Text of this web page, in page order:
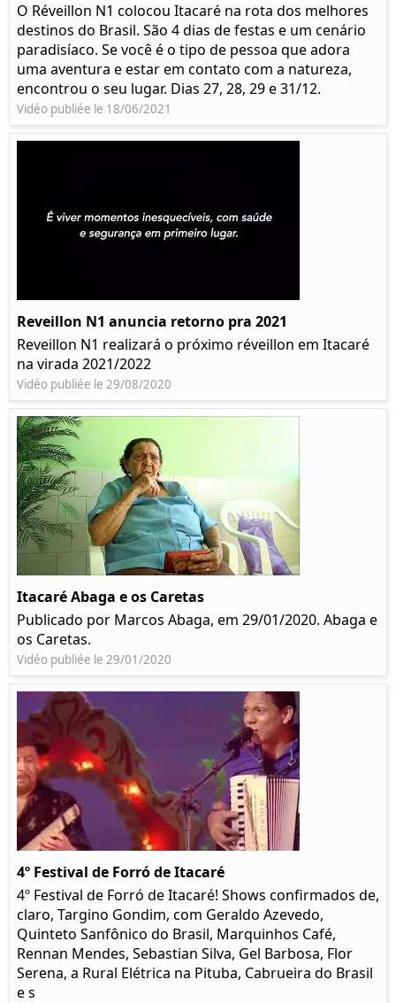
O Réveillon N1 colocou Itacaré na rota dos melhores
destinos do Brasil. São 4 dias de festas e um cenário
paradisíaco. Se você é o tipo de pessoa que adora
uma aventura e estar em contato com a natureza,
encontrou o seu lugar. Dias 27, 28, 29 e 31/12.
Vidéo publiée le 18/06/2021
Reveillon N1 anuncia retorno pra 2021
Reveillon N1 realizará o próximo réveillon em Itacaré
na virada 2021/2022
Vidéo publiée le 29/08/2020
Itacaré Abaga e os Caretas
Publicado por Marcos Abaga, em 29/01/2020. Abaga e
os Caretas.
Vidéo publiée le 29/01/2020
4º Festival de Forró de Itacaré
4º Festival de Forró de Itacaré! Shows confirmados de,
claro, Targino Gondim, com Geraldo Azevedo,
Quinteto Sanfônico do Brasil, Marquinhos Café,
Rennan Mendes, Sebastian Silva, Gel Barbosa, Flor
Serena, a Rural Elétrica na Pituba, Cabrueira do Brasil
e s